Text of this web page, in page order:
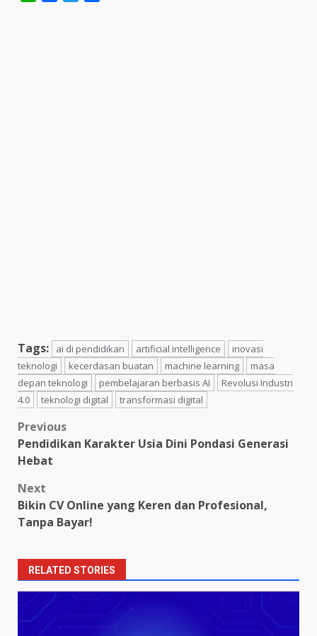
Tags: ai di pendidikan artificial intelligence
inovasi
teknologi
kecerdasan buatan machine learning
masa
depan teknologi
pembelajaran berbasis AI
Revolusi Industri
4.0
teknologi digital transformasi digital
Post
navigation
Previous
Pendidikan Karakter Usia Dini Pondasi Generasi
Hebat
Next
Bikin CV Online yang Keren dan Profesional,
Tanpa Bayar!
RELATED STORIES